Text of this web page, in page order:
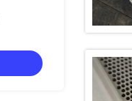
কাস্টমাইজড ফ্ল্যাট ডাই